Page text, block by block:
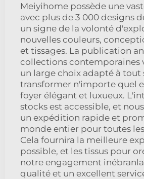
Meiyihome possède une
avec plus de 3 000 designs
un signe de la volonté
nouvelles couleurs,
et tissages. La publication
collections contemporaines
un large choix adapté à tout
transformer n'importe quel
foyer élégant et luxueux.
stocks est accessible, et
un expédition rapide et
monde entier pour toutes
Cela fournira la meilleure
possible, et les tissus pour
notre engagement
qualité et un excellent